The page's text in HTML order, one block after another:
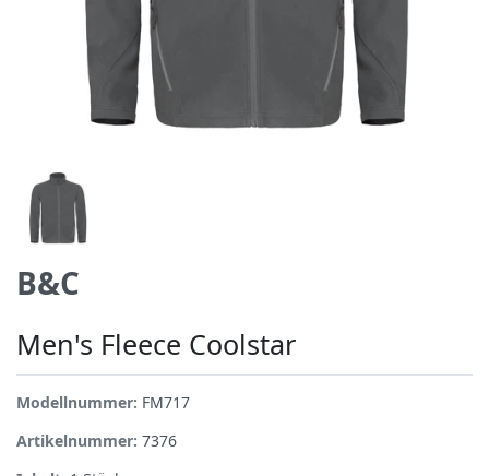
B&C
Men's Fleece Coolstar
Modellnummer: FM717
Artikelnummer: 7376